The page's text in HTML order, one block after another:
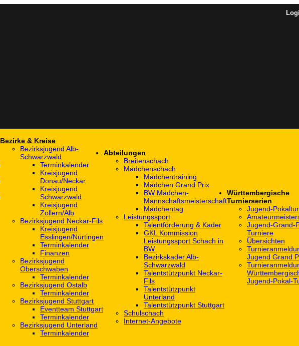
Bezirke & Kreise
Bezirksjugend Alb-
Schwarzwald
Terminkalender
Kreisjugend
Donau/Neckar
Kreisjugend
Schwarzwald
Kreisjugend
Zollern/Alb
Bezirksjugend Neckar-Fils
Kreisjugend
‎Esslingen/Nürtingen
Terminkalender
Finanzen
Bezirksjugend
Oberschwaben
Terminkalender
Bezirksjugend Ostalb
Terminkalender
Bezirksjugend Stuttgart
‎Eventteam Stuttgart
Terminkalender
Bezirksjugend Unterland
Terminkalender
Abteilungen
Breitenschach
Mädchenschach
Mädchentraining
Mädchen Grand Prix
BW Mädchen-
Mannschaftsmeisterschaft
Mädchentag
Leistungssport
Talentförderung & Kader
GKL Kommission
Leistungssport Schach in
BW
Bezirkskader Alb-
Schwarzwald
Talentstützpunkt Neckar-
Fils
Talentstützpunkt
Unterland
Talentstützpunkt Stuttgart
Schulschach
Internet-Angebote
Württembergische
Turnierserien
Jugend-
Jugend-Grand-
Turniere
Übersichten
Jugend Grand
Jugend-Pokal-